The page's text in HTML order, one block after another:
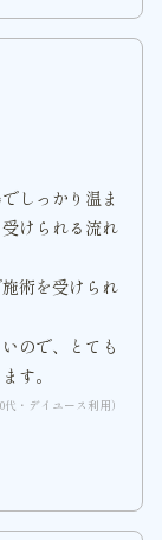
しっかり温ま
けられる流れ
術を受けられ
ので、とても
す。
代・デイユース利用）